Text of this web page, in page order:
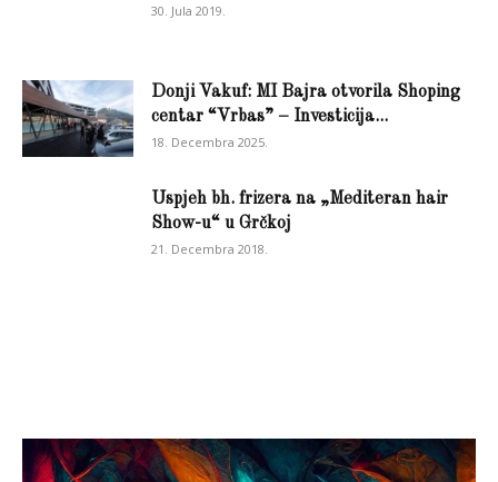
30. Jula 2019.
Donji Vakuf: MI Bajra otvorila Shoping
centar “Vrbas” – Investicija...
18. Decembra 2025.
Uspjeh bh. frizera na „Mediteran hair
Show-u“ u Grčkoj
21. Decembra 2018.